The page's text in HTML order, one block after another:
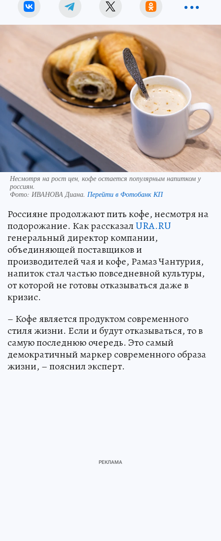
Несмотря на рост цен, кофе остается популярным напитком у
россиян.
Фото: ИВАНОВА Диана. Перейти в Фотобанк КП
Россияне продолжают пить кофе, несмотря на
подорожание. Как рассказалURA.RU
генеральный директор компании,
объединяющей поставщиков и
производителей чая и кофе, Рамаз Чантурия,
напиток стал частью повседневной культуры,
от которой не готовы отказываться даже в
кризис.
– Кофе является продуктом современного
стиля жизни. Если и будут отказываться, то в
самую последнюю очередь. Это самый
демократичный маркер современного образа
жизни, – пояснил эксперт.